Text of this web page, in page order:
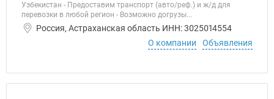
Узбекистан - Предоставим транспорт (авто/реф.) и ж/д для
перевозки в любой регион - Возможно догрузы...
Россия, Астраханская область ИНН: 3025014554
О компании
Объявления